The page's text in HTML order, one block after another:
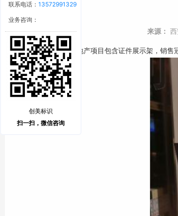
来源：
奥园御府地产项目包含证件展示架，销售
联系电话：13572991329
业务咨询：
创美标识
扫一扫，微信咨询